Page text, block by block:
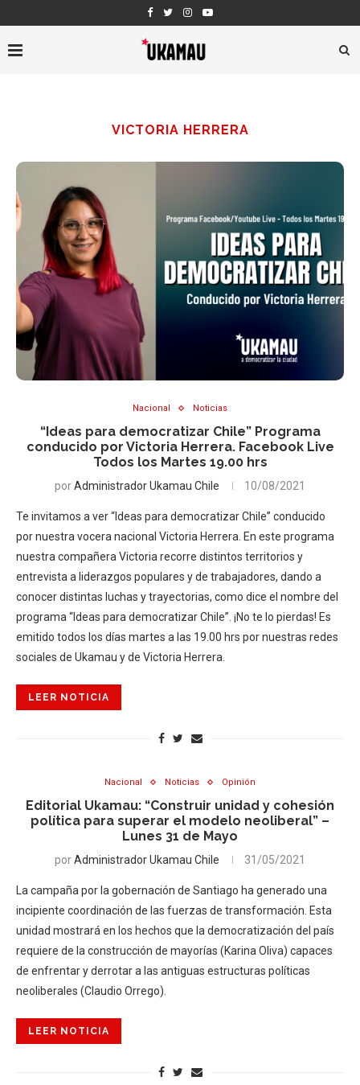
VICTORIA HERRERA
Nacional Noticias
“Ideas para democratizar Chile” Programa
conducido por Victoria Herrera. Facebook Live
Todos los Martes 19.00 hrs
porAdministrador Ukamau Chile 10/08/2021
Te invitamos a ver “Ideas para democratizar Chile” conducido
por nuestra vocera nacional Victoria Herrera. En este programa
nuestra compañera Victoria recorre distintos territorios y
entrevista a liderazgos populares y de trabajadores, dando a
conocer distintas luchas y trayectorias, como dice el nombre del
programa “Ideas para democratizar Chile”. ¡No te lo pierdas! Es
emitido todos los días martes a las 19.00 hrs por nuestras redes
sociales de Ukamau y de Victoria Herrera.
LEER NOTICIA
Nacional Noticias Opinión
Editorial Ukamau: “Construir unidad y cohesión
política para superar el modelo neoliberal” –
Lunes 31 de Mayo
porAdministrador Ukamau Chile 31/05/2021
La campaña por la gobernación de Santiago ha generado una
incipiente coordinación de las fuerzas de transformación. Esta
unidad mostrará en los hechos que la democratización del país
requiere de la construcción de mayorías (Karina Oliva) capaces
de enfrentar y derrotar a las antiguas estructuras políticas
neoliberales (Claudio Orrego).
LEER NOTICIA